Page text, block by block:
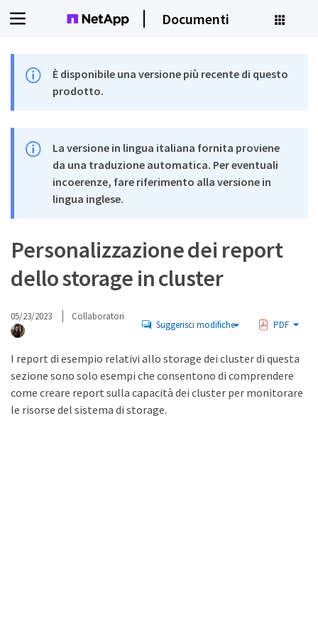
Documenti
È disponibile una versione più recente di questo
prodotto.
La versione in lingua italiana fornita proviene
da una traduzione automatica. Per eventuali
incoerenze, fare riferimento alla versione in
lingua inglese.
Personalizzazione dei report
dello storage in cluster
05/23/2023 Collaboratori
Suggerisci modifiche PDF
I report di esempio relativi allo storage dei cluster di questa
sezione sono solo esempi che consentono di comprendere
come creare report sulla capacità dei cluster per monitorare
le risorse del sistema di storage.